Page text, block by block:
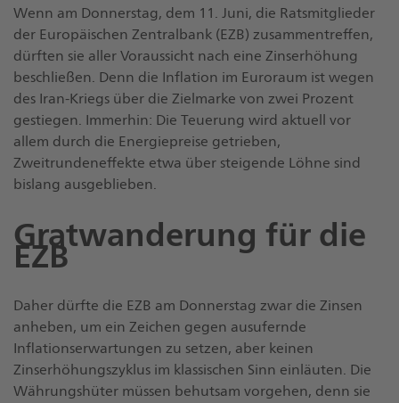
Wenn am Donnerstag, dem 11. Juni, die Ratsmitglieder
der Europäischen Zentralbank (EZB) zusammentreffen,
dürften sie aller Voraussicht nach eine Zinserhöhung
beschließen. Denn die Inflation im Euroraum ist wegen
des Iran-Kriegs über die Zielmarke von zwei Prozent
gestiegen. Immerhin: Die Teuerung wird aktuell vor
allem durch die Energiepreise getrieben,
Zweitrundeneffekte etwa über steigende Löhne sind
bislang ausgeblieben.
Gratwanderung für die
EZB
Daher dürfte die EZB am Donnerstag zwar die Zinsen
anheben, um ein Zeichen gegen ausufernde
Inflationserwartungen zu setzen, aber keinen
Zinserhöhungszyklus im klassischen Sinn einläuten. Die
Währungshüter müssen behutsam vorgehen, denn sie